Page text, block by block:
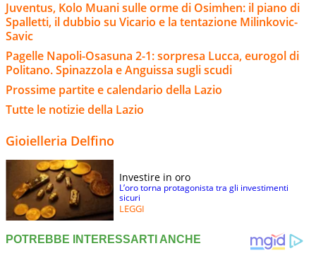
Juventus, Kolo Muani sulle orme di Osimhen: il piano di
Spalletti, il dubbio su Vicario e la tentazione Milinkovic-
Savic
Pagelle Napoli-Osasuna 2-1: sorpresa Lucca, eurogol di
Politano. Spinazzola e Anguissa sugli scudi
Prossime partite e calendario della Lazio
Tutte le notizie della Lazio
Gioielleria Delfino
Investire in oro
L’oro torna protagonista tra gli investimenti
sicuri
LEGGI